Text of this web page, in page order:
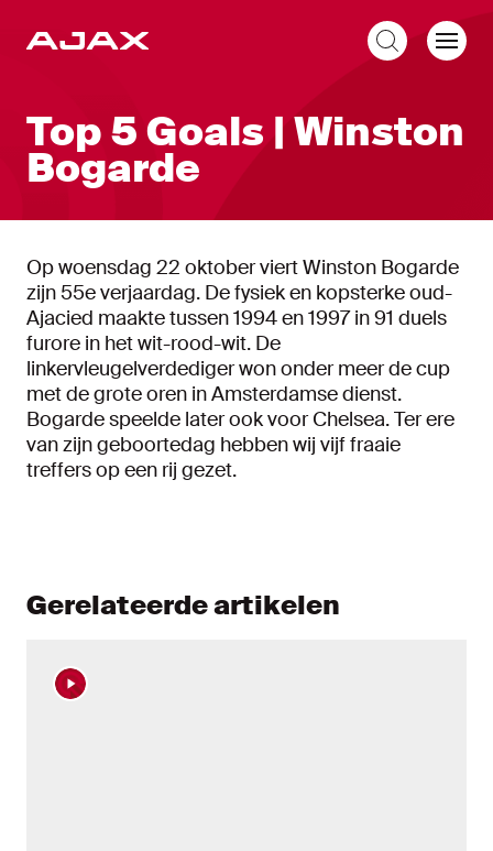
Top 5 Goals | Winston
Bogarde
Op woensdag 22 oktober viert Winston Bogarde
zijn 55e verjaardag. De fysiek en kopsterke oud-
Ajacied maakte tussen 1994 en 1997 in 91 duels
furore in het wit-rood-wit. De
linkervleugelverdediger won onder meer de cup
met de grote oren in Amsterdamse dienst.
Bogarde speelde later ook voor Chelsea. Ter ere
van zijn geboortedag hebben wij vijf fraaie
treffers op een rij gezet.
Gerelateerde artikelen